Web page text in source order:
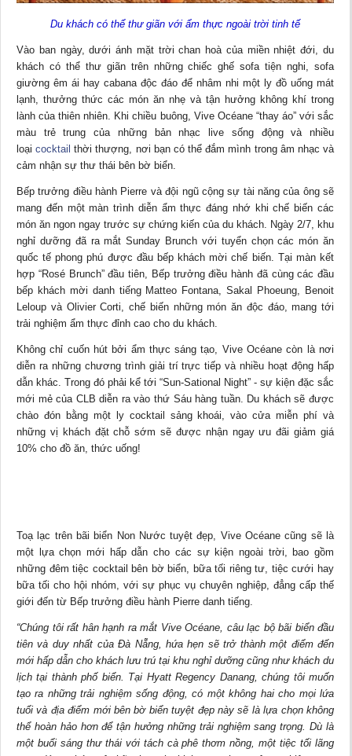
Du khách có thể thư giãn với ẩm thực ngoài trời tinh tế
Vào ban ngày, dưới ánh mặt trời chan hoà của miền nhiệt đới, du
khách có thể thư giãn trên những chiếc ghế sofa tiện nghi, sofa
giường êm ái hay cabana độc đáo để nhâm nhi một ly đồ uống mát
lạnh, thưởng thức các món ăn nhẹ và tận hưởng không khí trong
lành của thiên nhiên. Khi chiều buông, Vive Océane “thay áo” với sắc
màu trẻ trung của những bản nhạc live sống động và nhiều
loạicocktail thời thượng, nơi bạn có thể đắm mình trong âm nhạc và
cảm nhận sự thư thái bên bờ biển.
Bếp trưởng điều hành Pierre và đội ngũ cộng sự tài năng của ông sẽ
mang đến một màn trình diễn ẩm thực đáng nhớ khi chế biến các
món ăn ngon ngay trước sự chứng kiến của du khách. Ngày 2/7, khu
nghỉ dưỡng đã ra mắt Sunday Brunch với tuyển chọn các món ăn
quốc tế phong phú được đầu bếp khách mời chế biến. Tại màn kết
hợp “Rosé Brunch” đầu tiên, Bếp trưởng điều hành đã cùng các đầu
bếp khách mời danh tiếng Matteo Fontana, Sakal Phoeung, Benoit
Leloup và Olivier Corti, chế biến những món ăn độc đáo, mang tới
trải nghiệm ẩm thực đỉnh cao cho du khách.
Không chỉ cuốn hút bởi ẩm thực sáng tạo, Vive Océane còn là nơi
diễn ra những chương trình giải trí trực tiếp và nhiều hoạt động hấp
dẫn khác. Trong đó phải kể tới “Sun-Sational Night” - sự kiện đặc sắc
mới mẻ của CLB diễn ra vào thứ Sáu hàng tuần. Du khách sẽ được
chào đón bằng một ly cocktail sảng khoái, vào cửa miễn phí và
những vị khách đặt chỗ sớm sẽ được nhận ngay ưu đãi giảm giá
10% cho đồ ăn, thức uống!
Toạ lạc trên bãi biển Non Nước tuyệt đẹp, Vive Océane cũng sẽ là
một lựa chọn mới hấp dẫn cho các sự kiện ngoài trời, bao gồm
những đêm tiệc cocktail bên bờ biển, bữa tối riêng tư, tiệc cưới hay
bữa tối cho hội nhóm, với sự phục vụ chuyên nghiệp, đẳng cấp thế
giới đến từ Bếp trưởng điều hành Pierre danh tiếng.
“Chúng tôi rất hân hạnh ra mắt Vive Océane, câu lạc bộ bãi biển đầu
tiên và duy nhất của Đà Nẵng, hứa hẹn sẽ trở thành một điểm đến
mới hấp dẫn cho khách lưu trú tại khu nghỉ dưỡng cũng như khách du
lịch tại thành phố biển. Tại Hyatt Regency Danang, chúng tôi muốn
tạo ra những trải nghiệm sống động, có một không hai cho mọi lứa
tuổi và địa điểm mới bên bờ biển tuyệt đẹp này sẽ là lựa chọn không
thể hoàn hảo hơn để tận hưởng những trải nghiệm sang trọng. Dù là
một buổi sáng thư thái với tách cà phê thơm nồng, một tiệc tối lãng